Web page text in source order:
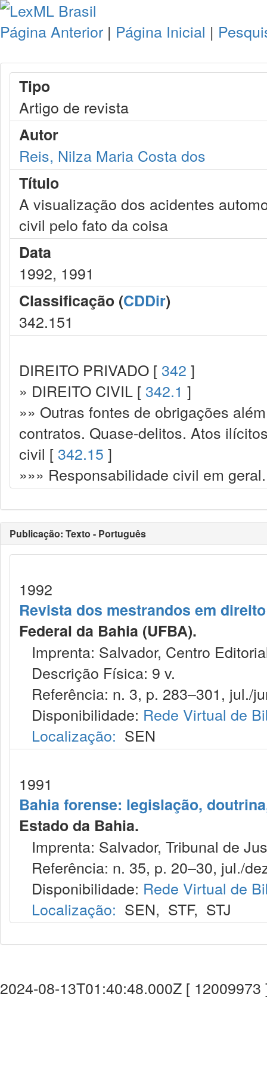
Página Anterior | Página Inicial |
Tipo
Artigo de revista
Autor
Reis, Nilza Maria Costa dos
Título
A visualização dos acidentes
civil pelo fato da coisa
Data
1992, 1991
Classificação (CDDir)
342.151
DIREITO PRIVADO [ 342 ]
» DIREITO CIVIL [ 342.1 ]
»» Outras fontes de obrigações
contratos. Quase-delitos. Atos
civil [ 342.15 ]
»»» Responsabilidade civil em
Publicação: Texto - Português
1992
Revista dos mestrandos em
Federal da Bahia (UFBA).
Imprenta: Salvador, Centro
Descrição Física: 9 v.
Referência: n. 3, p. 283–301, jul./
Disponibilidade: Rede Virtual de
Localização: SEN
1991
Bahia forense: legislação,
Estado da Bahia.
Imprenta: Salvador, Tribunal de
Referência: n. 35, p. 20–30, jul./
Disponibilidade: Rede Virtual de
Localização: SEN, STF, STJ
2024-08-13T01:40:48.000Z [ 12009973